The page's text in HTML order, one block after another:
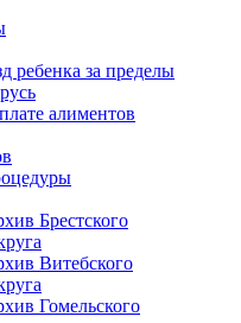
ребенка за пределы
алиментов
Брестского
Витебского
Гомельского